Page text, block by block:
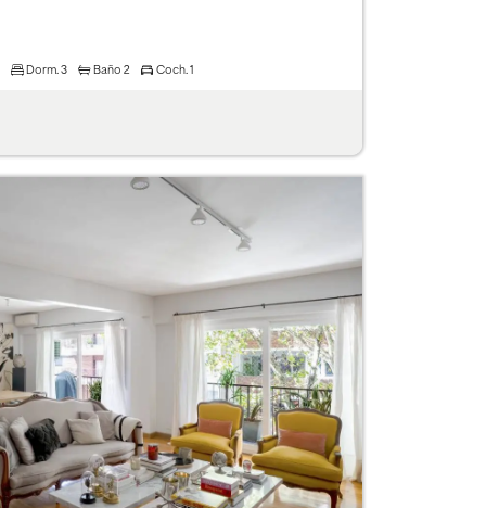
Dorm. 3 Baño 2 Coch. 1
Next